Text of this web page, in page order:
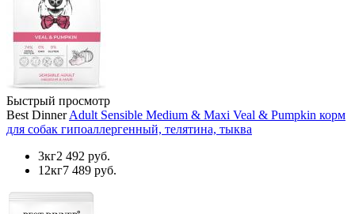
Быстрый просмотр
Best Dinner Adult Sensible Medium & Maxi Veal & Pumpkin корм
для собак гипоаллергенный, телятина, тыква
3кг2 492 руб.
12кг7 489 руб.